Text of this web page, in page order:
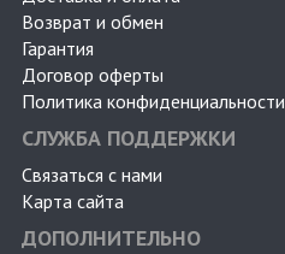
Возврат и обмен
Гарантия
Договор оферты
Политика конфиденциальности
СЛУЖБА ПОДДЕРЖКИ
Связаться с нами
Карта сайта
ДОПОЛНИТЕЛЬНО